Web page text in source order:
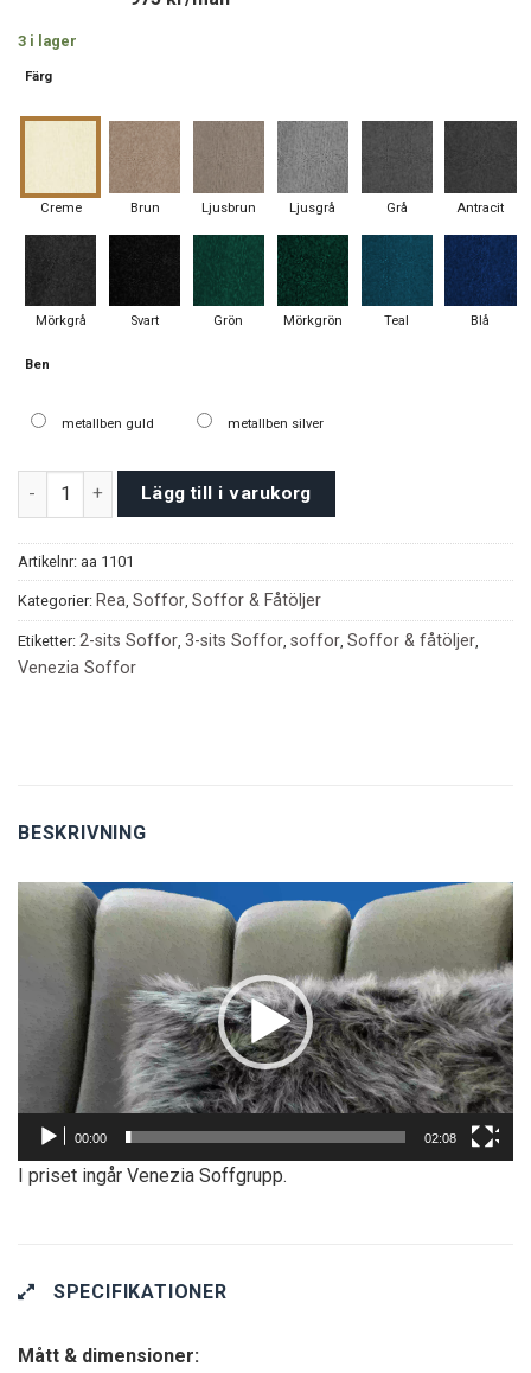
3 i lager
Färg
Creme Brun Ljusbrun Ljusgrå Grå Antracit
Mörkgrå Svart Grön Mörkgrön Teal Blå
Ben
metallben guld metallben silver
Venezia Soffor mängdLägg till i varukorg
Artikelnr: aa 1101
Kategorier: Rea Soffor Soffor & Fåtöljer
Etiketter: 2-sits Soffor 3-sits Soffor soffor Soffor & fåtöljer
Venezia Soffor
BESKRIVNING
Videospelare
00:00 02:08
I priset ingår Venezia Soffgrupp.
SPECIFIKATIONER
Mått & dimensioner: